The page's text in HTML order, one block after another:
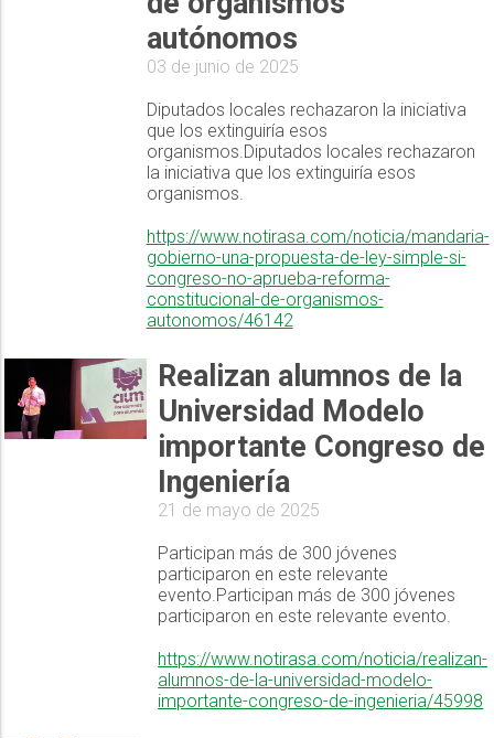
autónomos
03 de junio de 2025
Diputados locales rechazaron la iniciativa
que los extinguiría esos
organismos.Diputados locales rechazaron
la iniciativa que los extinguiría esos
organismos.
https://www.notirasa.com/noticia/mandaria-
gobierno-una-propuesta-de-ley-simple-si-
congreso-no-aprueba-reforma-
constitucional-de-organismos-
autonomos/46142
Realizan alumnos de la
Universidad Modelo
importante Congreso de
Ingeniería
21 de mayo de 2025
Participan más de 300 jóvenes
participaron en este relevante
evento.Participan más de 300 jóvenes
participaron en este relevante evento.
https://www.notirasa.com/noticia/realizan-
alumnos-de-la-universidad-modelo-
importante-congreso-de-ingenieria/45998